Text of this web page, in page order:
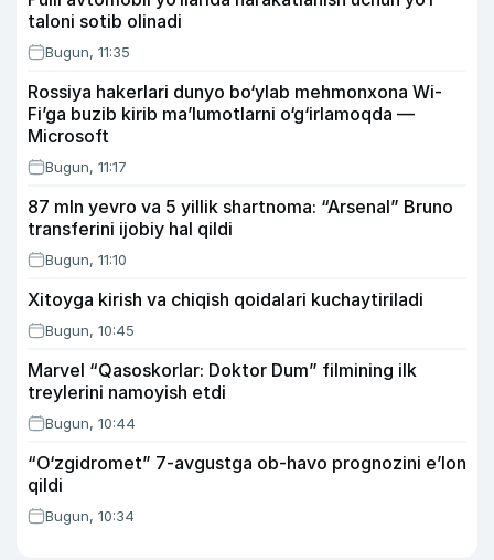
taloni sotib olinadi
Bugun, 11:35
Rossiya hakerlari dunyo bo‘ylab mehmonxona Wi-
Fi’ga buzib kirib ma’lumotlarni o‘g‘irlamoqda —
Microsoft
Bugun, 11:17
87 mln yevro va 5 yillik shartnoma: “Arsenal” Bruno
transferini ijobiy hal qildi
Bugun, 11:10
Xitoyga kirish va chiqish qoidalari kuchaytiriladi
Bugun, 10:45
Marvel “Qasoskorlar: Doktor Dum” filmining ilk
treylerini namoyish etdi
Bugun, 10:44
“O‘zgidromet” 7-avgustga ob-havo prognozini e’lon
qildi
Bugun, 10:34